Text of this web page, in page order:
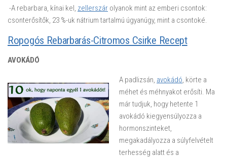
-A rebarbara, kínai kel, zellerszár olyanok mint az emberi csontok:
csonterősítők, 23 %-uk nátrium tartalmú úgyanúgy, mint a csontoké.
Ropogós Rebarbarás-Citromos Csirke Recept
AVOKÁDÓ
A padlizsán, avokádó, körte a
méhet és méhnyakot erősíti. Ma
már tudjuk, hogy hetente 1
avokádó kiegyensúlyozza a
hormonszinteket,
megakadályozza a súlyfelvételt
terhesség alatt és a